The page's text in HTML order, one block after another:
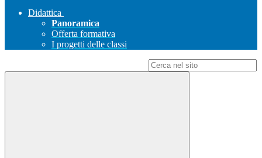
Didattica
Panoramica
Offerta formativa
I progetti delle classi